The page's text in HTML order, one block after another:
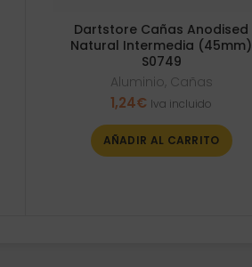
Dartstore Cañas Anodised
Natural Intermedia (45mm)
S0749
Aluminio, Cañas
1,24€ Iva incluido
AÑADIR AL CARRITO